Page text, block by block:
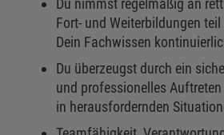
Du nimmst regelmäßig an
Fort- und Weiterbildungen
Dein Fachwissen
Du überzeugst durch ein
und professionelles
in herausfordernden